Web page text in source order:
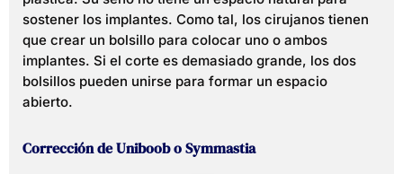
sostener los implantes. Como tal, los cirujanos tienen
que crear un bolsillo para colocar uno o ambos
implantes. Si el corte es demasiado grande, los dos
bolsillos pueden unirse para formar un espacio
abierto.
Corrección de Uniboob o Symmastia